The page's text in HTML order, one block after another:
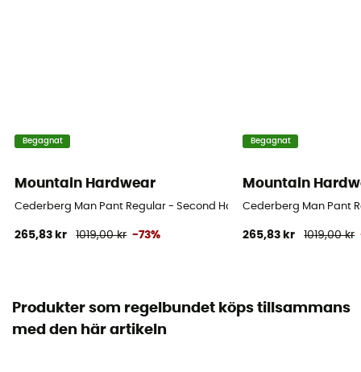
Begagnat
Mountain Hardwear
Cederberg Man Pant Regular - Second Hand Byxa - Herr - Svart -
265,83 kr 1019,00 kr -73%
Begagnat
Mountain
Cederberg Man Pant
265,83 kr 1019,00 kr
Produkter som regelbundet köps tillsammans
med den här artikeln